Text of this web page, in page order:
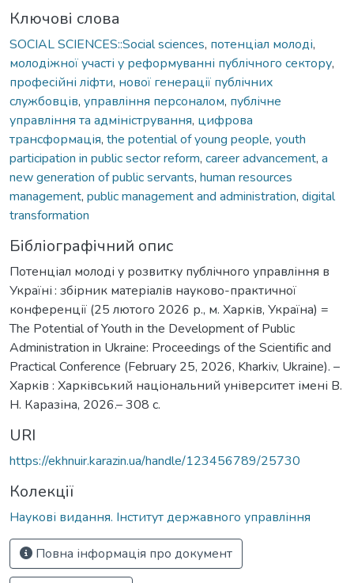
Ключові слова
SOCIAL SCIENCES::Social sciences, потенціал молоді,
молодіжної участі у реформуванні публічного сектору,
професійні ліфти, нової генерації публічних
службовців, управління персоналом, публічне
управління та адміністрування, цифрова
трансформація, the potential of young people, youth
participation in public sector reform, career advancement, a
new generation of public servants, human resources
management, public management and administration, digital
transformation
Бібліографічний опис
Потенціал молоді у розвитку публічного управління в
Україні : збірник матеріалів науково-практичної
конференції (25 лютого 2026 р., м. Харків, Україна) =
The Potential of Youth in the Development of Public
Administration in Ukraine: Proceedings of the Scientific and
Practical Conference (February 25, 2026, Kharkiv, Ukraine). –
Харків : Харківський національний університет імені В.
Н. Каразіна, 2026.– 308 c.
URI
https://ekhnuir.karazin.ua/handle/123456789/25730
Колекції
Наукові видання. Інститут державного управління
Повна інформація про документ